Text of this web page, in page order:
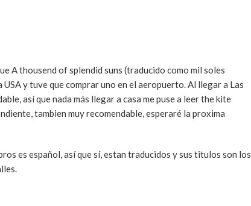
A thousend of splendid suns (traducido como mil soles
y tuve que comprar uno en el aeropuerto. Al llegar a Las
así que nada más llegar a casa me puse a leer the kite
tambien muy recomendable, esperaré la proxima
es español, así que sí, estan traducidos y sus titulos son los